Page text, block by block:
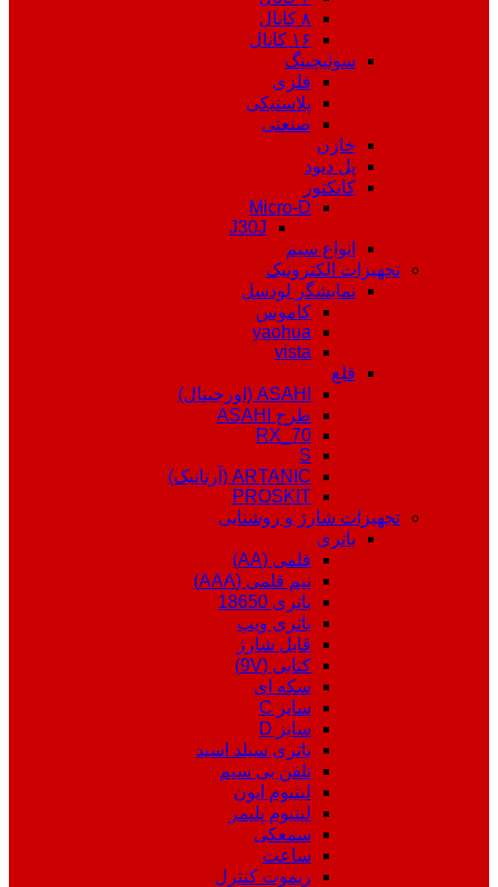
۸ کانال
۱۶ کانال
سوئیچینگ
فلزی
پلاستیکی
صنعتی
خازن
پل دیود
کانکتور
Micro-D
J30J
انواع سیم
تجهیزات الکترونیک
نمایشگر لودسل
کاموس
yaohua
vista
قلع
ASAHI (اورجینال)
طرح ASAHI
RX_70
S
ARTANIC (آرتانیک)
PROSKIT
تجهیزات شارژ و روشنایی
باتری
قلمی (AA)
نیم قلمی (AAA)
باتری 18650
باتری ویپ
قابل شارژ
کتابی (9V)
سکه ای
سایز C
سایز D
باتری سیلد اسید
تلفن بی سیم
لیتیوم ایون
لیتیوم پلیمر
سمعکی
ساعت
ریموت کنترل